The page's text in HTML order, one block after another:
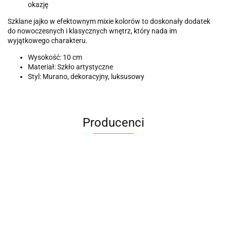
okazję
Szklane jajko w efektownym mixie kolorów to doskonały dodatek
do nowoczesnych i klasycznych wnętrz, który nada im
wyjątkowego charakteru.
Wysokość: 10 cm
Materiał: Szkło artystyczne
Styl: Murano, dekoracyjny, luksusowy
Producenci